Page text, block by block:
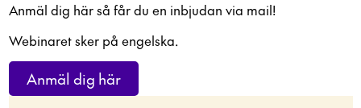
Anmäl dig här så får du en inbjudan via mail!
Webinaret sker på engelska.
Anmäl dig här